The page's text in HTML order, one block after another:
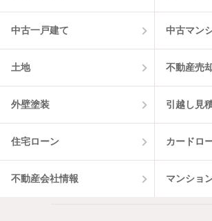
中古一戸建て 中古マン
土地 不動産売
外壁塗装 引越し見
住宅ローン カードロ
不動産会社情報 マンショ